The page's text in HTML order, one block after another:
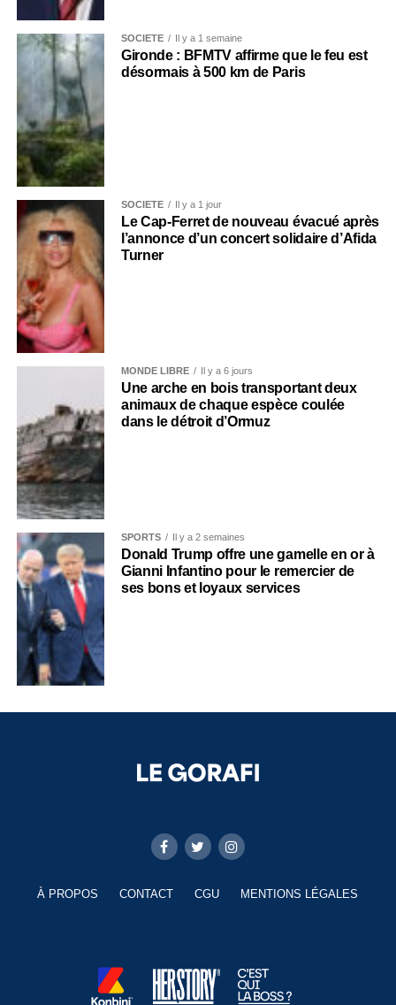
SOCIÉTÉ Il y a 1 semaine
Gironde : BFMTV affirme que le feu est
désormais à 500 km de Paris
SOCIÉTÉ Il y a 1 jour
Le Cap-Ferret de nouveau évacué après
l’annonce d’un concert solidaire d’Afida
Turner
MONDE LIBRE Il y a 6 jours
Une arche en bois transportant deux
animaux de chaque espèce coulée
dans le détroit d’Ormuz
SPORTS Il y a 2 semaines
Donald Trump offre une gamelle en or à
Gianni Infantino pour le remercier de
ses bons et loyaux services
À PROPOS CONTACT CGU MENTIONS LÉGALES